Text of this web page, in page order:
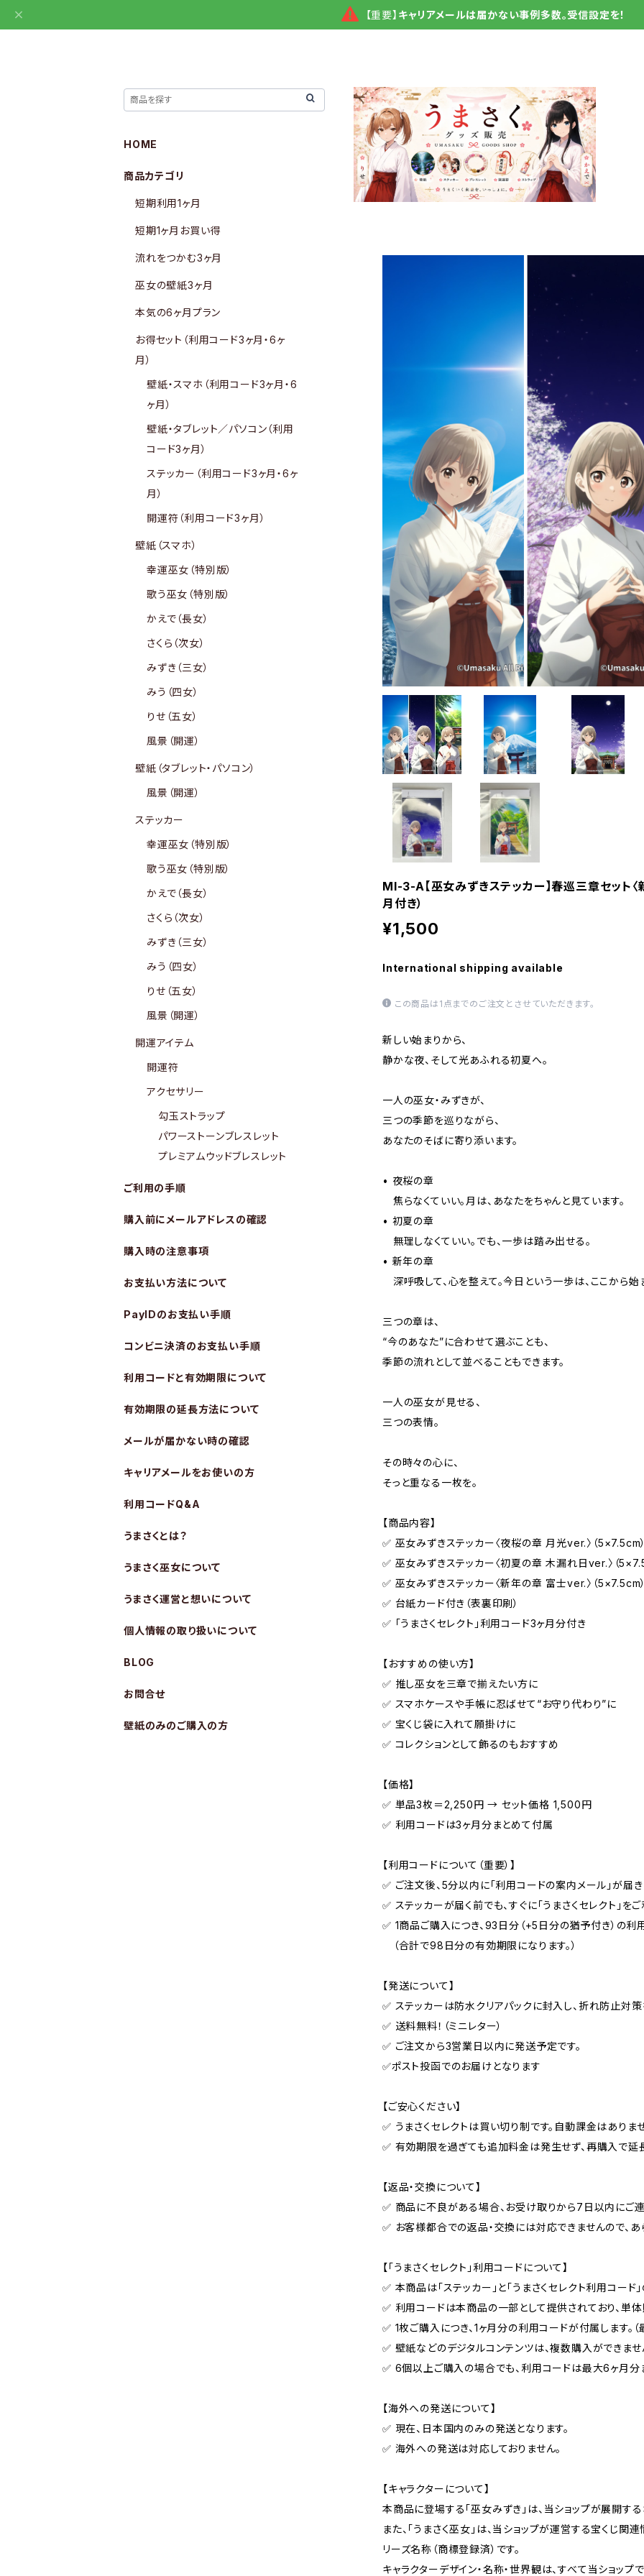
【重要】 キャリアメールは届かない事例多数。受信設定を！
MI-3-A【巫女みずきステッカー】春巡三章セット〈
月付き）
¥1,500
International shipping available
この商品は1点までのご注文とさせていただきます。
新しい始まりから、
静かな夜、そして光あふれる初夏へ。
一人の巫女・みずきが、
三つの季節を巡りながら、
あなたのそばに寄り添います。
• 夜桜の章
焦らなくていい。月は、あなたをちゃんと見ています。
• 初夏の章
無理しなくていい。でも、一歩は踏み出せる。
• 新年の章
深呼吸して、心を整えて。今日という一歩は、ここから始
三つの章は、
“今のあなた”に合わせて選ぶことも、
季節の流れとして並べることもできます。
一人の巫女が見せる、
三つの表情。
その時々の心に、
そっと重なる一枚を。
【商品内容】
✅ 巫女みずきステッカー〈夜桜の章 月光ver.〉（5×7.5cm
✅ 巫女みずきステッカー〈初夏の章 木漏れ日ver.〉（
✅ 巫女みずきステッカー〈新年の章 富士ver.〉（5×7.5cm
✅ 台紙カード付き（表裏印刷）
✅ 「うまさくセレクト」利用コード3ヶ月分付き
【おすすめの使い方】
✅ 推し巫女を三章で揃えたい方に
✅ スマホケースや手帳に忍ばせて“お守り代わり”に
✅ 宝くじ袋に入れて願掛けに
✅ コレクションとして飾るのもおすすめ
【価格】
✅ 単品3枚＝2,250円 → セット価格 1,500円
✅ 利用コードは3ヶ月分まとめて付属
【利用コードについて（重要）】
✅ ご注文後、5分以内に「利用コードの案内メール」が届き
✅ ステッカーが届く前でも、すぐに「うまさくセレクト」を
✅ 1商品ご購入につき、93日分（+5日分の猶予付き）の利
（合計で98日分の有効期限になります。）
【発送について】
✅ ステッカーは防水クリアパックに封入し、折れ防止対策
✅ 送料無料！（ミニレター）
✅ ご注文から3営業日以内に発送予定です。
✅ポスト投函でのお届けとなります
【ご安心ください】
✅ うまさくセレクトは買い切り制です。自動課金はありま
✅ 有効期限を過ぎても追加料金は発生せず、再購入で延
【返品・交換について】
✅ 商品に不良がある場合、お受け取りから7日以内にご連
✅ お客様都合での返品・交換には対応できませんので、あ
【「うまさくセレクト」利用コードについて】
✅ 本商品は「ステッカー」と「うまさくセレクト利用コード
✅ 利用コードは本商品の一部として提供されており、単体
✅ 1枚ご購入につき、1ヶ月分の利用コードが付属します。
✅ 壁紙などのデジタルコンテンツは、複数購入ができませ
✅ 6個以上ご購入の場合でも、利用コードは最大6ヶ月分
【海外への発送について】
✅ 現在、日本国内のみの発送となります。
✅ 海外への発送は対応しておりません。
【キャラクターについて】
本商品に登場する「巫女みずき」は、当ショップが展開する
また、「うまさく巫女」は、当ショップが運営する宝くじ
リーズ名称（商標登録済）です。
キャラクターデザイン・名称・世界観は、すべて当ショップ
HOME
商品カテゴリ
短期利用1ヶ月
短期1ヶ月お買い得
流れをつかむ3ヶ月
巫女の壁紙3ヶ月
本気の6ヶ月プラン
お得セット（利用コード3ヶ月・6ヶ
月）
壁紙・スマホ（利用コード3ヶ月・6
ヶ月）
壁紙・タブレット／パソコン（利用
コード3ヶ月）
ステッカー（利用コード3ヶ月・6ヶ
月）
開運符（利用コード3ヶ月）
壁紙（スマホ）
幸運巫女（特別版）
歌う巫女（特別版）
かえで（長女）
さくら（次女）
みずき（三女）
みう（四女）
りせ（五女）
風景（開運）
壁紙（タブレット・パソコン）
風景（開運）
ステッカー
幸運巫女（特別版）
歌う巫女（特別版）
かえで（長女）
さくら（次女）
みずき（三女）
みう（四女）
りせ（五女）
風景（開運）
開運アイテム
開運符
アクセサリー
勾玉ストラップ
パワーストーンブレスレット
プレミアムウッドブレスレット
ご利用の手順
購入前にメールアドレスの確認
購入時の注意事項
お支払い方法について
PayIDのお支払い手順
コンビニ決済のお支払い手順
利用コードと有効期限について
有効期限の延長方法について
メールが届かない時の確認
キャリアメールをお使いの方
利用コードQ&A
うまさくとは？
うまさく巫女について
うまさく運営と想いについて
個人情報の取り扱いについて
BLOG
お問合せ
壁紙のみのご購入の方